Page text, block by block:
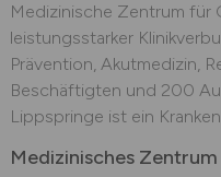
Medizinische Zentrum für
leistungsstarker
Prävention, Akutmedizin,
Beschäftigten und 200
Lippspringe ist ein
Medizinisches